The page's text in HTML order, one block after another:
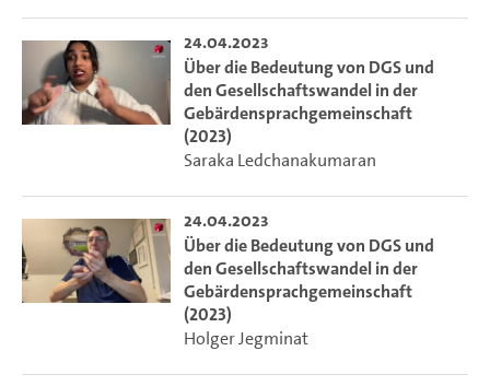
24.04.2023
Über die Bedeutung von DGS und
den Gesellschaftswandel in der
Gebärdensprachgemeinschaft
(2023)
Saraka Ledchanakumaran
24.04.2023
Über die Bedeutung von DGS und
den Gesellschaftswandel in der
Gebärdensprachgemeinschaft
(2023)
Holger Jegminat